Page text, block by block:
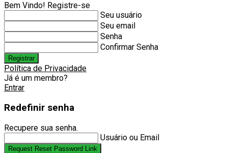
Bem Vindo! Registre-se
Seu usuário
Seu email
Senha
Confirmar Senha
Registrar
Política de Privacidade
Já é um membro?
Entrar
Redefinir senha
Recupere sua senha.
Usuário ou Email
Request Reset Password Link